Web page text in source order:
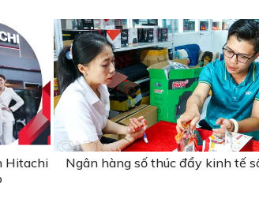
Hitachi
Ngân hàng số thúc đẩy kinh tế